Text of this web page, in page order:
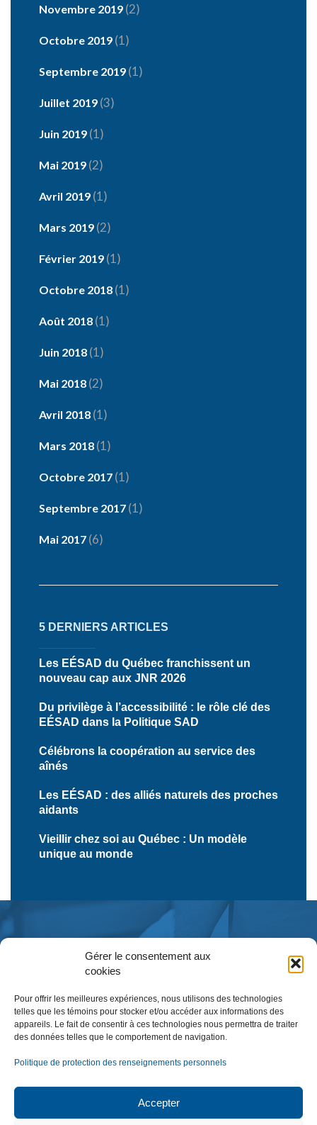
Gérer le consentement aux
cookies
Pour offrir les meilleures expériences, nous utilisons des technologies
telles que les témoins pour stocker et/ou accéder aux informations des
appareils. Le fait de consentir à ces technologies nous permettra de traiter
des données telles que le comportement de navigation.
Politique de protection des renseignements personnels
Accepter
Novembre 2019 (2)
Octobre 2019 (1)
Septembre 2019 (1)
Juillet 2019 (3)
Juin 2019 (1)
Mai 2019 (2)
Avril 2019 (1)
Mars 2019 (2)
Février 2019 (1)
Octobre 2018 (1)
Août 2018 (1)
Juin 2018 (1)
Mai 2018 (2)
Avril 2018 (1)
Mars 2018 (1)
Octobre 2017 (1)
Septembre 2017 (1)
Mai 2017 (6)
5 DERNIERS ARTICLES
Les EÉSAD du Québec franchissent un
nouveau cap aux JNR 2026
Du privilège à l’accessibilité : le rôle clé des
EÉSAD dans la Politique SAD
Célébrons la coopération au service des
aînés
Les EÉSAD : des alliés naturels des proches
aidants
Vieillir chez soi au Québec : Un modèle
unique au monde
Inscription à l’infolettre